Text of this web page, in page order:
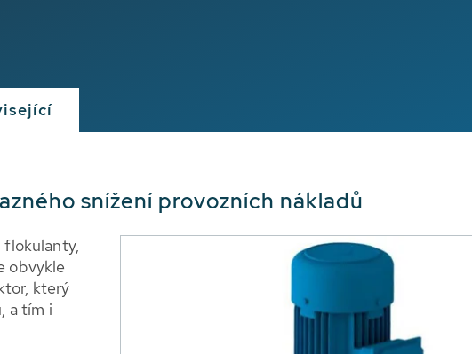
snížení provozních nákladů
flokulanty,
obvykle
který
a tím i